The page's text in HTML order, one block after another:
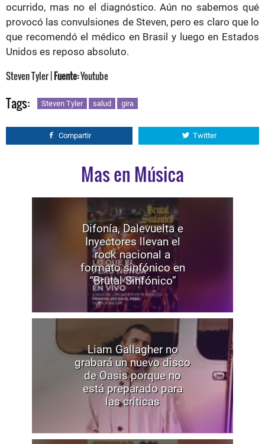
ocurrido, mas no el diagnóstico. Aún no sabemos qué
provocó las convulsiones de Steven, pero es claro que lo
que recomendó el médico en Brasil y luego en Estados
Unidos es reposo absoluto.
Steven Tyler | Fuente:Youtube
Tags: Steven Tyler salud gira
Compartir Twitter
Mas en Música
Difonía, Dalevuelta e
Inyectores llevan el
rock nacional a
formato sinfónico en
“Brutal Sinfónico”
Liam Gallagher no
grabará un nuevo disco
de Oasis porque no
está preparado para
las críticas